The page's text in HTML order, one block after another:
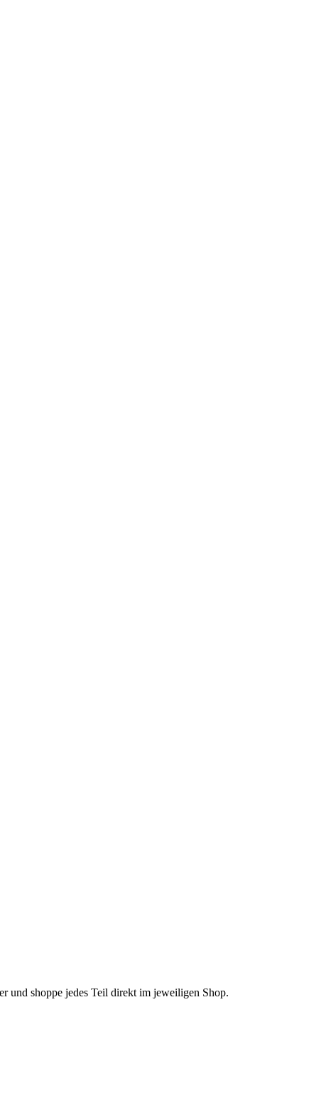
und shoppe jedes Teil direkt im jeweiligen Shop.